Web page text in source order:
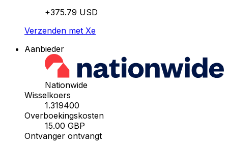
+375.79 USD
Verzenden met Xe
Aanbieder
Nationwide
Wisselkoers
1.319400
Overboekingskosten
15.00 GBP
Ontvanger ontvangt